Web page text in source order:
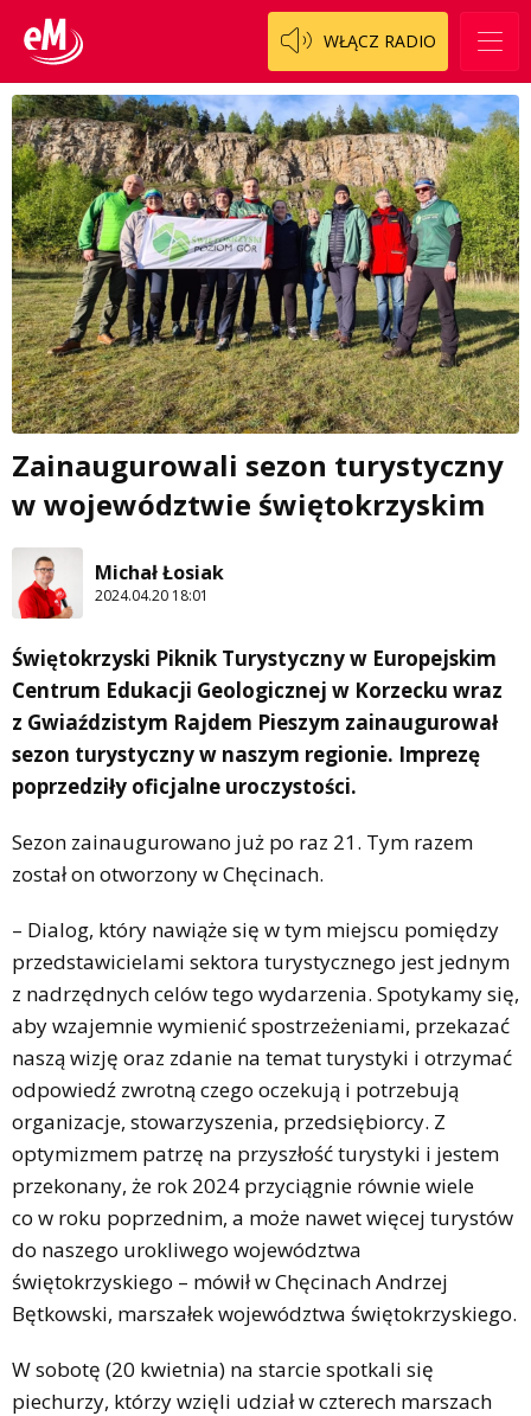
WŁĄCZ RADIO
Zainaugurowali sezon turystyczny
w województwie świętokrzyskim
Michał Łosiak
2024.04.20 18:01
Świętokrzyski Piknik Turystyczny w Europejskim
Centrum Edukacji Geologicznej w Korzecku wraz
z Gwiaździstym Rajdem Pieszym zainaugurował
sezon turystyczny w naszym regionie. Imprezę
poprzedziły oficjalne uroczystości.
Sezon zainaugurowano już po raz 21. Tym razem
został on otworzony w Chęcinach.
– Dialog, który nawiąże się w tym miejscu pomiędzy
przedstawicielami sektora turystycznego jest jednym
z nadrzędnych celów tego wydarzenia. Spotykamy się,
aby wzajemnie wymienić spostrzeżeniami, przekazać
naszą wizję oraz zdanie na temat turystyki i otrzymać
odpowiedź zwrotną czego oczekują i potrzebują
organizacje, stowarzyszenia, przedsiębiorcy. Z
optymizmem patrzę na przyszłość turystyki i jestem
przekonany, że rok 2024 przyciągnie równie wiele
co w roku poprzednim, a może nawet więcej turystów
do naszego urokliwego województwa
świętokrzyskiego – mówił w Chęcinach Andrzej
Bętkowski, marszałek województwa świętokrzyskiego.
W sobotę (20 kwietnia) na starcie spotkali się
piechurzy, którzy wzięli udział w czterech marszach